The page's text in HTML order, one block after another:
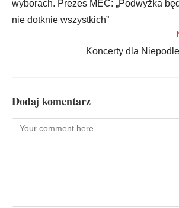
wyborach. Prezes MEC: „Podwyżka
nie dotknie wszystkich”
Koncerty dla
Dodaj komentarz